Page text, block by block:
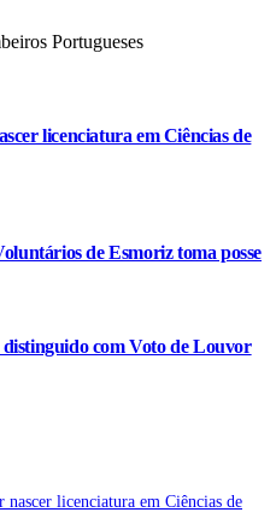
licenciatura em Ciências de
de Esmoriz toma posse
com Voto de Louvor
licenciatura em Ciências de